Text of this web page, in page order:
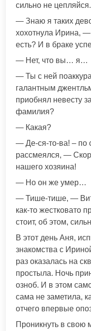
сильно не
— Знаю я таких
хохотнула Ирина,
есть? И в браке
— Нет, что вы… я…
— Ты с ней
галантным
приобнял невесту
фамилия?
— Какая?
— Де-ся-то-ва! – по
рассмеялся, —
нашего хозяина!
— Но он же умер…
— Тише-тише, —
как-то жестковато
стоит, об этом,
В этот день Аня,
знакомства с
раз оказалась на
простыла. Ночь
озноб. И в этом
сама не заметила,
отчего впервые
Проникнуть в свою